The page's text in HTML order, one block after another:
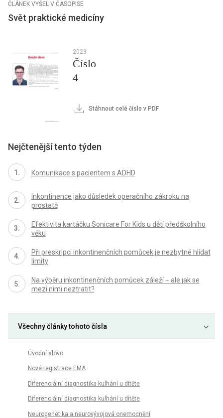
ČLÁNEK VYŠEL V ČASOPISE
Svět praktické medicíny
2023
Číslo
4
Stáhnout celé číslo v PDF
Nejčtenější tento týden
Komunikace s pacientem s ADHD
Inkontinence jako důsledek operačního zákroku na
prostatě
Efektivita kartáčku Sonicare For Kids u dětí předškolního
věku
Při preskripci inkontinenčních pomůcek je nezbytné hlídat
limity
Na výběru inkontinenčních pomůcek záleží − ale jak se
mezi nimi neztratit?
Všechny články tohoto čísla
Úvodní slovo
Nové registrace EMA
Diferenciální diagnostika kulhání u dítěte
Diferenciální diagnostika kulhání u dítěte
Neurogenetika a neurovývojová onemocnění